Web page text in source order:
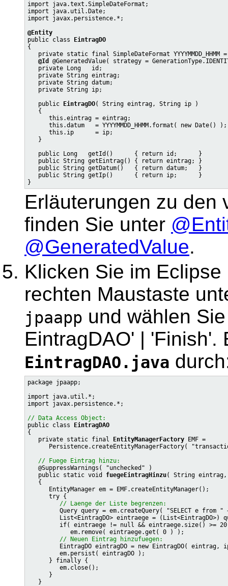
import java.text.SimpleDateFormat;
import java.util.Date;
import javax.persistence.*;
@Entity
public class
EintragDO
{
private static final SimpleDateFormat YYYYMMDD_HHMM
@Id
@GeneratedValue( strategy =
   private Long   id;
   private String eintrag;
   private String datum;
   private String ip;
   public
EintragDO( String eintrag, String ip )
   {
      this.eintrag = eintrag;
      this.datum   = YYYYMMDD_HHMM.format( new Date() );
      this.ip      = ip;
   }
   public Long   getId()      { return id;      }
   public String getEintrag() { return eintrag; }
   public String getDatum()   { return datum;   }
   public String getIp()      { return ip;      }
Erläuterungen zu den
finden Sie unter
@GeneratedValue.
Klicken Sie im
rechten Maustaste
jpaapp und wählen
EintragDAO' | 'Finish'.
EintragDAO.java
package jpaapp;
import java.util.*;
import javax.persistence.*;
// Data Access Object:
public class EintragDAO
{
   private static final
EntityManagerFactory EMF =
Persistence.createEntityManagerFactory(
// Fuege Eintrag hinzu:
   @SuppressWarnings( "unchecked" )
   public static void
fuegeEintragHinzu( String
   {
      EntityManager em = EMF.createEntityManager();
      try {
// Laenge der Liste begrenzen:
Query query = em.createQuery( "SELECT e from "
List<EintragDO> eintraege = (List<EintragDO>)
if( eintraege != null && eintraege.size() >=
            em.remove( eintraege.get( 0 ) );
// Neuen Eintrag hinzufuegen:
EintragDO eintragDO = new EintragDO( eintrag,
         em.persist( eintragDO );
      } finally {
         em.close();
      }
   }